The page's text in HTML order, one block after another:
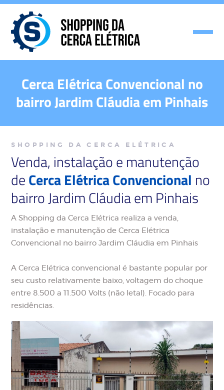
Cerca Elétrica Convencional no
bairro Jardim Cláudia em Pinhais
SHOPPING DA CERCA ELÉTRICA
Venda, instalação e manutenção
deCerca Elétrica Convencional no
bairro Jardim Cláudia em Pinhais
A Shopping da Cerca Elétrica realiza a venda,
instalação e manutenção de Cerca Elétrica
Convencional no bairro Jardim Cláudia em Pinhais
A Cerca Elétrica convencional é bastante popular por
seu custo relativamente baixo, voltagem do choque
entre 8.500 a 11.500 Volts (não letal). Focado para
residências.